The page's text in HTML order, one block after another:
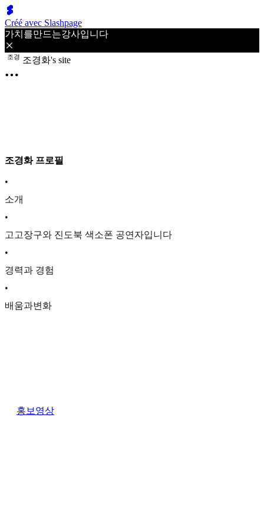
Créé avec Slashpage
가치를만드는강사입니다
조경 조경화's site
조경화 프로필
•
소개
•
고고장구와 진도북 색소폰 공연자입니다
•
경력과 경험
•
배움과변화
홍보영상